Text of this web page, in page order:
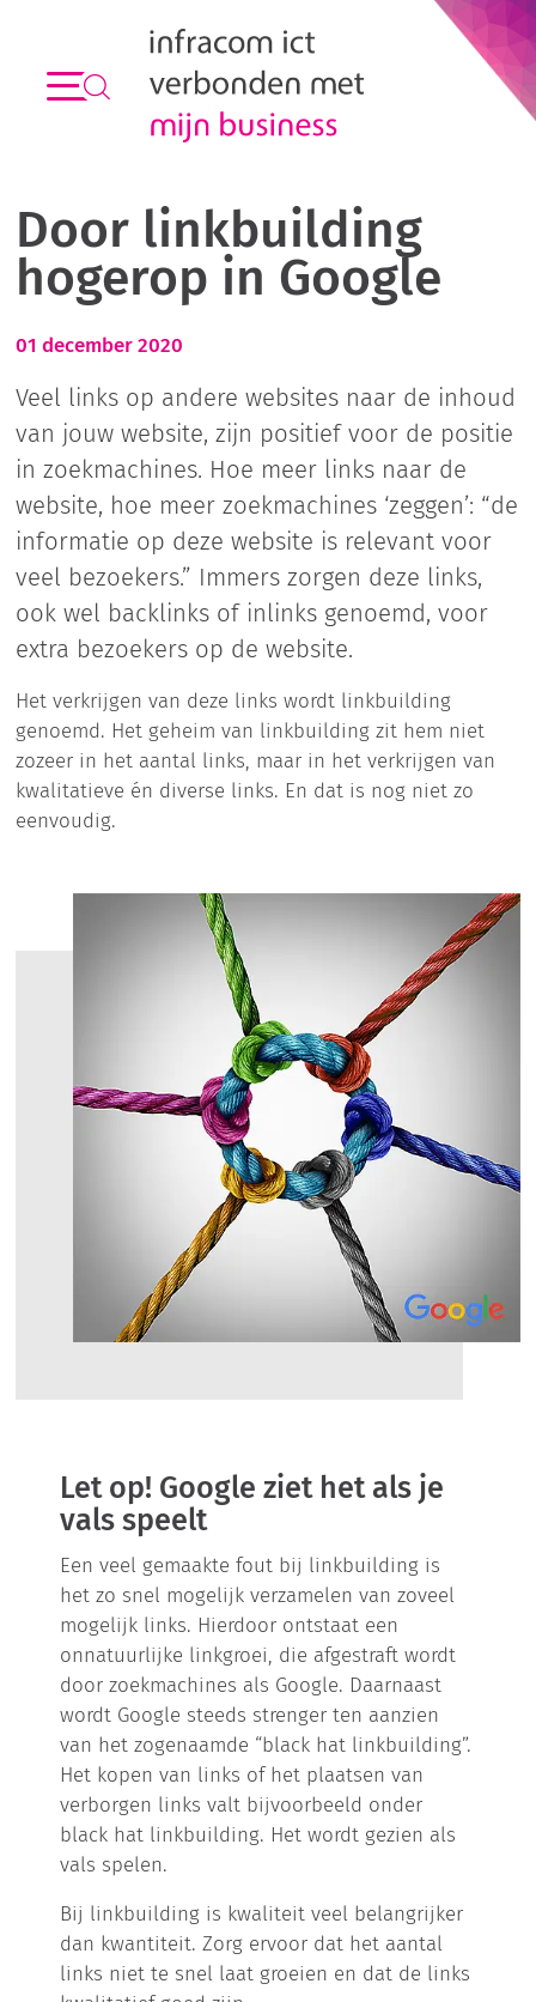
Door linkbuilding
hogerop in Google
01 december 2020
Veel links op andere websites naar de inhoud
van jouw website, zijn positief voor de positie
in zoekmachines. Hoe meer links naar de
website, hoe meer zoekmachines ‘zeggen’: “de
informatie op deze website is relevant voor
veel bezoekers.” Immers zorgen deze links,
ook wel backlinks of inlinks genoemd, voor
extra bezoekers op de website.
Het verkrijgen van deze links wordt linkbuilding
genoemd. Het geheim van linkbuilding zit hem niet
zozeer in het aantal links, maar in het verkrijgen van
kwalitatieve én diverse links. En dat is nog niet zo
eenvoudig.
Let op! Google ziet het als je
vals speelt
Een veel gemaakte fout bij linkbuilding is
het zo snel mogelijk verzamelen van zoveel
mogelijk links. Hierdoor ontstaat een
onnatuurlijke linkgroei, die afgestraft wordt
door zoekmachines als Google. Daarnaast
wordt Google steeds strenger ten aanzien
van het zogenaamde “black hat linkbuilding”.
Het kopen van links of het plaatsen van
verborgen links valt bijvoorbeeld onder
black hat linkbuilding. Het wordt gezien als
vals spelen.
Bij linkbuilding is kwaliteit veel belangrijker
dan kwantiteit. Zorg ervoor dat het aantal
links niet te snel laat groeien en dat de links